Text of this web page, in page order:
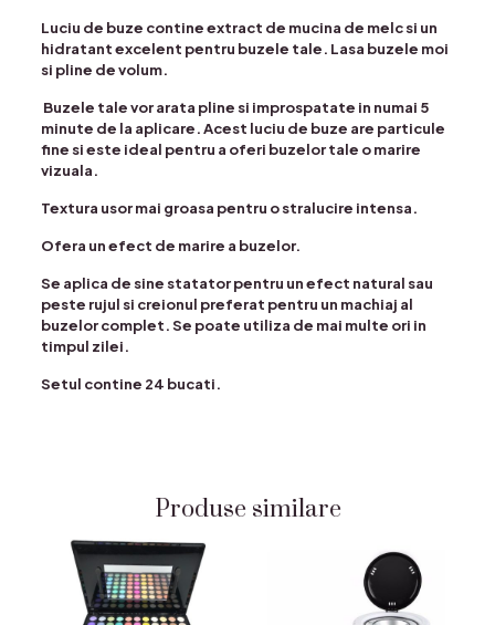
RY-
1329
Luciu de buze contine extract de mucina de melc si un
hidratant excelent pentru buzele tale. Lasa buzele moi
si pline de volum.
Buzele tale vor arata pline si improspatate in numai 5
minute de la aplicare. Acest luciu de buze are particule
fine si este ideal pentru a oferi buzelor tale o marire
vizuala.
Textura usor mai groasa pentru o stralucire intensa.
Ofera un efect de marire a buzelor.
Se aplica de sine statator pentru un efect natural sau
peste rujul si creionul preferat pentru un machiaj al
buzelor complet. Se poate utiliza de mai multe ori in
timpul zilei.
Setul contine 24 bucati.
Produse similare